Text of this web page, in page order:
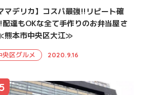
マデリカ】コスパ最強!!リピート確
達もOKな全て手作りのお弁当屋さ
熊本市中央区大江≫
央区グルメ 2020.9.16
5